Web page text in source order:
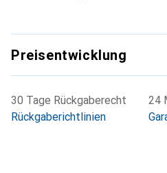
Preisentwicklung
30 Tage Rückgaberecht
Rückgaberichtlinien
24